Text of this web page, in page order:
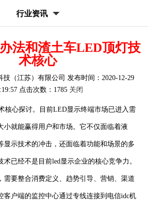
行业资讯
法和渣土车LED顶灯技
术核心
技（江苏）有限公司 发布时间：2020-12-29
点击次数：1785 关闭
核心探讨。目前LED显示终端市场已进入需
小就能赢得用户和市场。它不仅面临着液
显示技术的冲击，还面临着功能和场景的多
已经不是目前led显示企业的核心竞争力。
需要整合消费定义、趋势引导、营销、渠道
客户端的监控中心通过专线连接到电信idc机